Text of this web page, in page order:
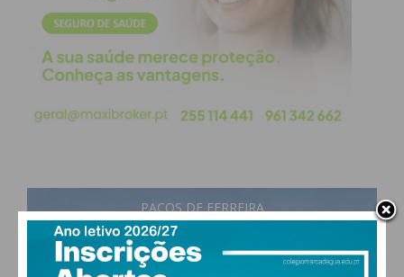
PAÇOS DE FERREIRA
30°
scattered clouds
39% humidade